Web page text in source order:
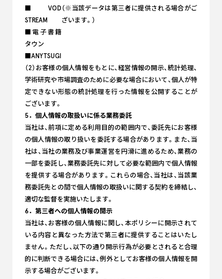
■VOD
STREAM
■電子書籍
タウン
■ANYTSUGI
（※当該データは第三者に提供される場合がご
ざいます。）
（2）お客様の個人情報をもとに、経営情報の開示、統計処理、
学術研究や市場調査のために必要な場合において、個人が特
定できない形態の統計処理を行った情報を公開することが
ございます。
5．個人情報の取扱いに係る業務委託
当社は、前項に定める利用目的の範囲内で、委託先にお客様
の個人情報の取り扱いを委託する場合があります。また、当
社は、当社の業務及び事業運営を円滑に進めるため、業務の
一部を委託し、業務委託先に対して必要な範囲内で個人情報
を提供する場合があります。これらの場合、当社は、当該業
務委託先との間で個人情報の取扱いに関する契約を締結し、
適切な監督を実施いたします。
6．第三者への個人情報の開示
当社は、お客様の個人情報に関し、本ポリシーに開示されて
いる内容と異なった方法で第三者に提供することはいたし
ません。ただし、以下の通り開示行為が必要とされると合理
的に判断できる場合には、例外としてお客様の個人情報を開
示する場合がございます。